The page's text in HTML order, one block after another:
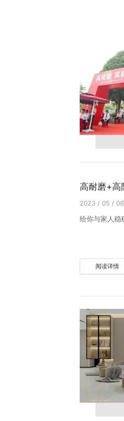
高耐磨+高
2023 / 05 / 06
给你与家人稳
阅读详情